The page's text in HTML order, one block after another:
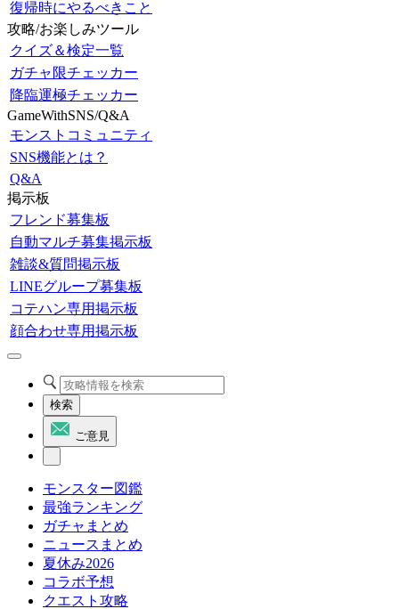
復帰時にやるべきこと
攻略/お楽しみツール
クイズ＆検定一覧
ガチャ限チェッカー
降臨運極チェッカー
GameWithSNS/Q&A
モンストコミュニティ
SNS機能とは？
Q&A
掲示板
フレンド募集板
自動マルチ募集掲示板
雑談&質問掲示板
LINEグループ募集板
コテハン専用掲示板
顔合わせ専用掲示板
検索
ご意見
モンスター図鑑
最強ランキング
ガチャまとめ
ニュースまとめ
夏休み2026
コラボ予想
クエスト攻略